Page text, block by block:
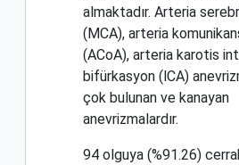
almaktadır. Arteria
(MCA), arteria
(ACoA), arteria karotis
bifürkasyon (lCA)
çok bulunan ve kanayan
anevrizmalardır.
94 olguya (%91.26)